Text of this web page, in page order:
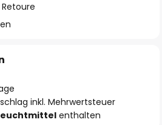
inkl. Mehrwertsteuer
enthalten